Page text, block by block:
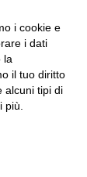
1,5 milioni
dei servizi
potenziati i
i cookie e
i dati
la
il tuo diritto
alcuni tipi di